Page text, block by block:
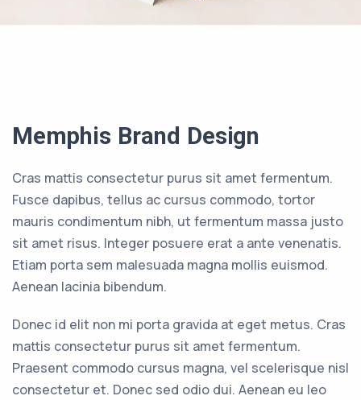
Memphis Brand Design
Cras mattis consectetur purus sit amet fermentum.
Fusce dapibus, tellus ac cursus commodo, tortor
mauris condimentum nibh, ut fermentum massa justo
sit amet risus. Integer posuere erat a ante venenatis.
Etiam porta sem malesuada magna mollis euismod.
Aenean lacinia bibendum.
Donec id elit non mi porta gravida at eget metus. Cras
mattis consectetur purus sit amet fermentum.
Praesent commodo cursus magna, vel scelerisque nisl
consectetur et. Donec sed odio dui. Aenean eu leo